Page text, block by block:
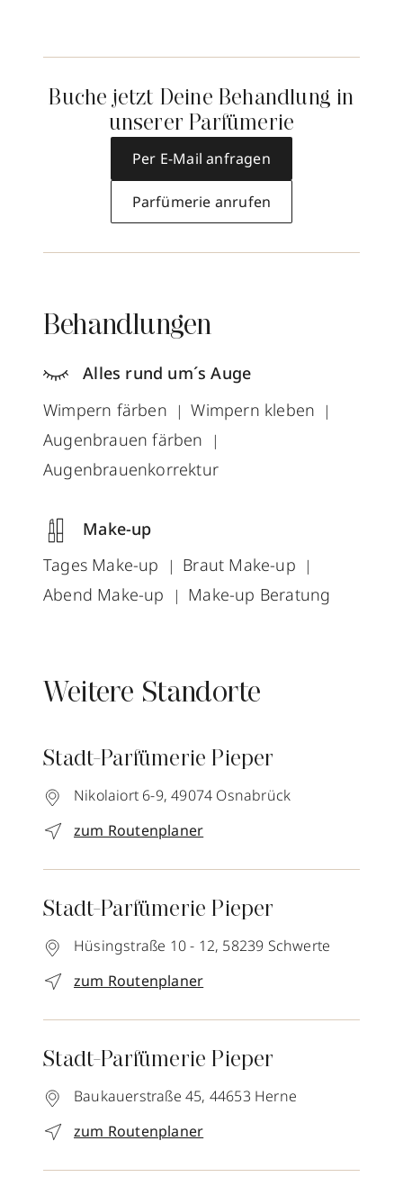
Buche jetzt Deine Behandlung in
unserer Parfümerie
Per E-Mail anfragen
Parfümerie anrufen
Behandlungen
Alles rund um´s Auge
Wimpern färben
Wimpern kleben
Augenbrauen färben
Augenbrauenkorrektur
Make-up
Tages Make-up
Braut Make-up
Abend Make-up
Make-up Beratung
Weitere Standorte
Stadt-Parfümerie Pieper
Nikolaiort 6-9, 49074 Osnabrück
zum Routenplaner
Stadt-Parfümerie Pieper
Hüsingstraße 10 - 12, 58239 Schwerte
zum Routenplaner
Stadt-Parfümerie Pieper
Baukauerstraße 45, 44653 Herne
zum Routenplaner